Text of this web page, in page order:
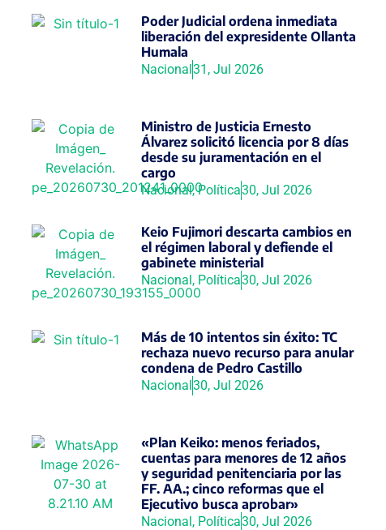
Poder Judicial ordena inmediata
liberación del expresidente Ollanta
Humala
Nacional31, Jul 2026
Ministro de Justicia Ernesto
Álvarez solicitó licencia por 8 días
desde su juramentación en el
cargo
Nacional,Política30, Jul 2026
Keio Fujimori descarta cambios en
el régimen laboral y defiende el
gabinete ministerial
Nacional, Política30, Jul 2026
Más de 10 intentos sin éxito: TC
rechaza nuevo recurso para anular
condena de Pedro Castillo
Nacional30, Jul 2026
«Plan Keiko: menos feriados,
cuentas para menores de 12 años
y seguridad penitenciaria por las
FF. AA.; cinco reformas que el
Ejecutivo busca aprobar»
Nacional, Política30, Jul 2026